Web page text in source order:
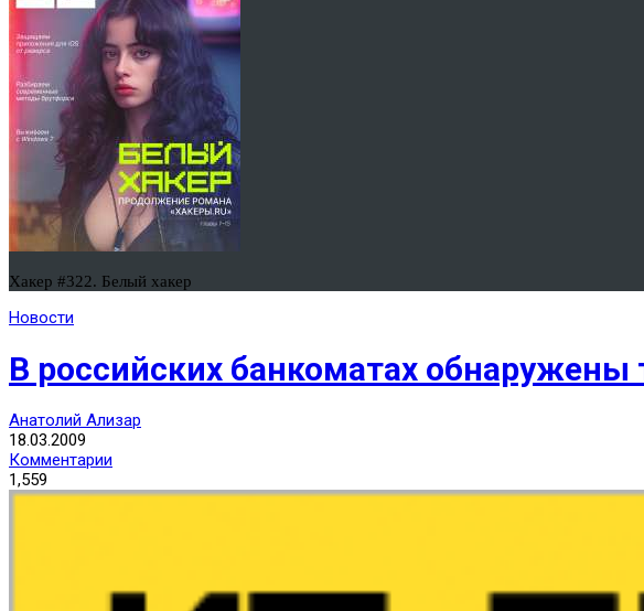
Хакер #322. Белый хакер
Новости
В российских банкоматах
Анатолий Ализар
18.03.2009
Комментарии
1,559